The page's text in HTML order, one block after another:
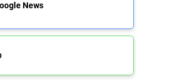
News